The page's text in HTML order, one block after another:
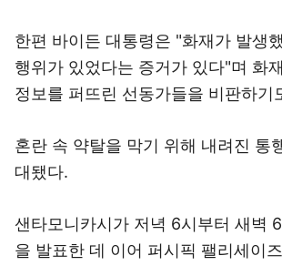
한편 바이든 대통령은 "화재가 발생
행위가 있었다는 증거가 있다"며 화
정보를 퍼뜨린 선동가들을 비판하기
혼란 속 약탈을 막기 위해 내려진 통
대됐다.
샌타모니카시가 저녁 6시부터 새벽
을 발표한 데 이어 퍼시픽 팰리세이